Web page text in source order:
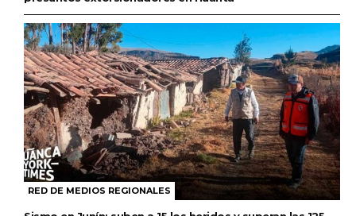
RED DE MEDIOS REGIONALES